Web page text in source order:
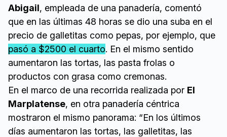
Abigail, empleada de una panadería, comentó
que en las últimas 48 horas se dio una suba en el
precio de galletitas como pepas, por ejemplo, que
pasó a $2500 el cuarto. En el mismo sentido
aumentaron las tortas, las pasta frolas o
productos con grasa como cremonas.
En el marco de una recorrida realizada por El
Marplatense, en otra panadería céntrica
mostraron el mismo panorama: “En los últimos
días aumentaron las tortas, las galletitas, las